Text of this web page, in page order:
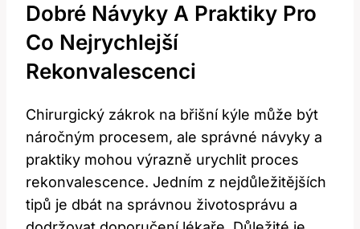
Dobré Návyky A Praktiky Pro
Co Nejrychlejší
Rekonvalescenci
Chirurgický zákrok na břišní kýle může být
náročným procesem, ale správné návyky a
praktiky mohou výrazně urychlit proces
rekonvalescence. Jedním z nejdůležitějších
tipů je dbát na správnou životosprávu a